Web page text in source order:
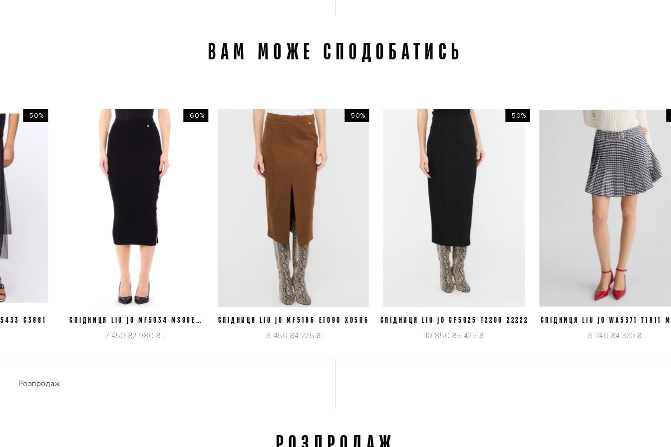
ВАМ МОЖЕ СПОДОБАТИСЬ
-50%
C3881
-60%
L/44 M/42
СПІДНИЦЯ LIU JO MF5034 MS99E
7 450 ₴2 980 ₴
-50%
M/42
СПІДНИЦЯ LIU JO MF5186 E1090 X0506
8 450 ₴4 225 ₴
-50%
M/42 S/40
СПІДНИЦЯ LIU JO CF5025 T2200 22222
10 850 ₴5 425 ₴
-
M/42 XS/38
СПІДНИЦЯ LIU JO WA5371 T1811
8 740 ₴4 370 ₴
Розпродаж